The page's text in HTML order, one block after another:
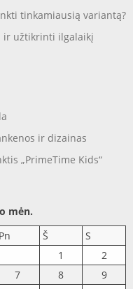
tinkamiausią variantą?
ir užtikrinti ilgalaikį
ir dizainas
„PrimeTime Kids“
mėn.
Pn Š
S
1
2
7 8
9